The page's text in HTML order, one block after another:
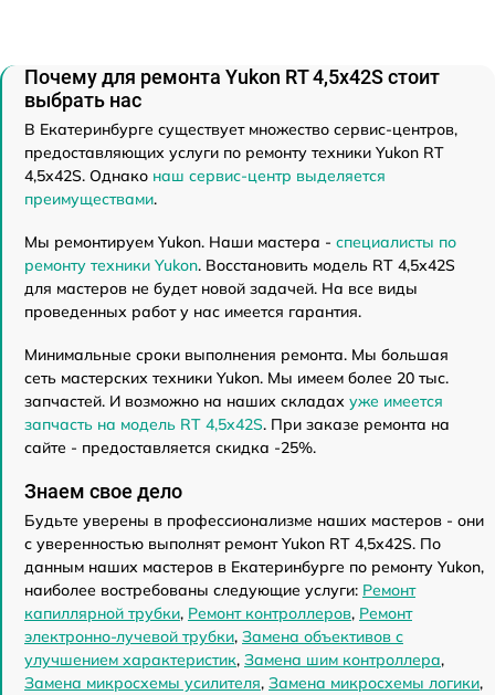
Почему для ремонта Yukon RT 4,5х42S стоит
выбрать нас
В Екатеринбурге существует множество сервис-центров,
предоставляющих услуги по ремонту техники Yukon RT
4,5х42S. Однако наш сервис-центр выделяется
преимуществами.
Мы ремонтируем Yukon. Наши мастера - специалисты по
ремонту техники Yukon. Восстановить модель RT 4,5х42S
для мастеров не будет новой задачей. На все виды
проведенных работ у нас имеется гарантия.
Минимальные сроки выполнения ремонта. Мы большая
сеть мастерских техники Yukon. Мы имеем более 20 тыс.
запчастей. И возможно на наших складах уже имеется
запчасть на модель RT 4,5х42S. При заказе ремонта на
сайте - предоставляется скидка -25%.
Знаем свое дело
Будьте уверены в профессионализме наших мастеров - они
с уверенностью выполнят ремонт Yukon RT 4,5х42S. По
данным наших мастеров в Екатеринбурге по ремонту Yukon,
наиболее востребованы следующие услуги: Ремонт
капиллярной трубки, Ремонт контроллеров, Ремонт
электронно-лучевой трубки, Замена объективов с
улучшением характеристик, Замена шим контроллера,
Замена микросхемы усилителя, Замена микросхемы логики,